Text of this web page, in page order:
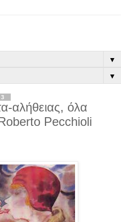
▼
▼
αλήθειας, όλα
Pecchioli